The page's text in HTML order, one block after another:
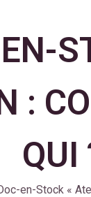
:
QUI
en-Stock «